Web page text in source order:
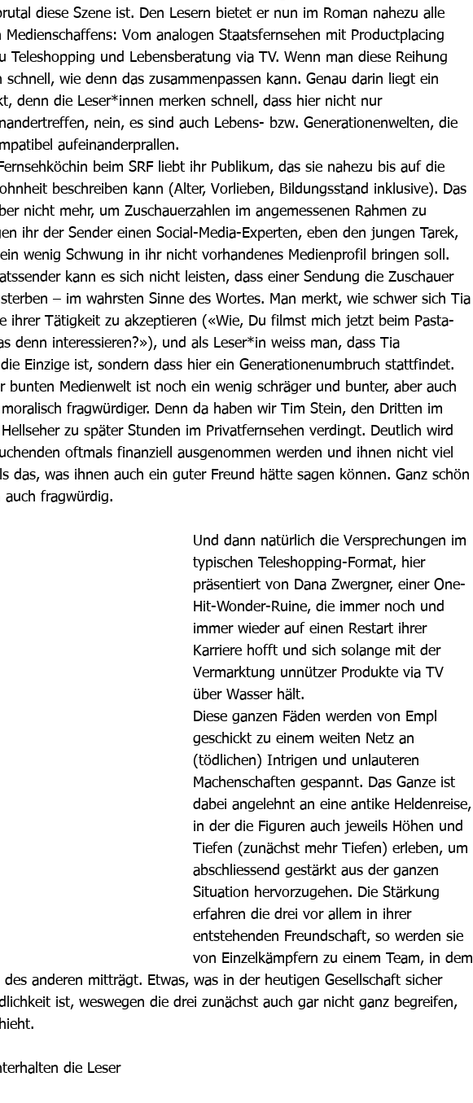
diese Szene ist. Den Lesern bietet er nun im Roman nahezu alle
Medienschaffens: Vom analogen Staatsfernsehen mit Productplacing
Teleshopping und Lebensberatung via TV. Wenn man diese Reihung
wie denn das zusammenpassen kann. Genau darin liegt ein
denn die Leser*innen merken schnell, dass hier nicht nur
nein, es sind auch Lebens- bzw. Generationenwelten, die
aufeinanderprallen.
beim SRF liebt ihr Publikum, das sie nahezu bis auf die
beschreiben kann (Alter, Vorlieben, Bildungsstand inklusive). Das
nicht mehr, um Zuschauerzahlen im angemessenen Rahmen zu
ihr der Sender einen Social-Media-Experten, eben den jungen Tarek,
wenig Schwung in ihr nicht vorhandenes Medienprofil bringen soll.
kann es sich nicht leisten, dass einer Sendung die Zuschauer
– im wahrsten Sinne des Wortes. Man merkt, wie schwer sich Tia
ihrer Tätigkeit zu akzeptieren («Wie, Du filmst mich jetzt beim Pasta-
denn interessieren?»), und als Leser*in weiss man, dass Tia
Einzige ist, sondern dass hier ein Generationenumbruch stattfindet.
bunten Medienwelt ist noch ein wenig schräger und bunter, aber auch
fragwürdiger. Denn da haben wir Tim Stein, den Dritten im
zu später Stunden im Privatfernsehen verdingt. Deutlich wird
oftmals finanziell ausgenommen werden und ihnen nicht viel
das, was ihnen auch ein guter Freund hätte sagen können. Ganz schön
auch fragwürdig.
Und dann natürlich die Versprechungen im
typischen Teleshopping-Format, hier
präsentiert von Dana Zwergner, einer One-
Hit-Wonder-Ruine, die immer noch und
immer wieder auf einen Restart ihrer
Karriere hofft und sich solange mit der
Vermarktung unnützer Produkte via TV
über Wasser hält.
Diese ganzen Fäden werden von Empl
geschickt zu einem weiten Netz an
(tödlichen) Intrigen und unlauteren
Machenschaften gespannt. Das Ganze ist
dabei angelehnt an eine antike Heldenreise,
in der die Figuren auch jeweils Höhen und
Tiefen (zunächst mehr Tiefen) erleben, um
abschliessend gestärkt aus der ganzen
Situation hervorzugehen. Die Stärkung
erfahren die drei vor allem in ihrer
entstehenden Freundschaft, so werden sie
von Einzelkämpfern zu einem Team, in dem
anderen mitträgt. Etwas, was in der heutigen Gesellschaft sicher
ist, weswegen die drei zunächst auch gar nicht ganz begreifen,
die Leser